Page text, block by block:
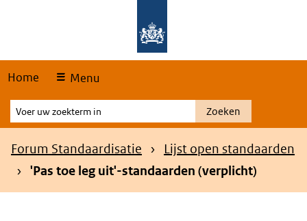
Home Menu
Voer
uw
zoekterm
Zoeken
Kruimelpad
Forum Standaardisatie
Lijst open standaarden
'Pas toe leg uit'-standaarden (verplicht)